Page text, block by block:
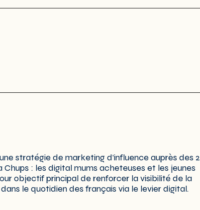
stratégie de marketing d’influence auprès des 2
: les digital mums acheteuses et les jeunes
objectif principal de renforcer la visibilité de la
le quotidien des français via le levier digital.